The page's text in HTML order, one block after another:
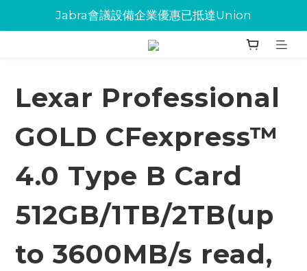
Jabra會議設備企業優惠已抵達Union
Jabra會議設備企業優惠已抵達Union
環保碳粉歡迎大量下單
Lexar Professional
GOLD CFexpress™
4.0 Type B Card
512GB/1TB/2TB(up
to 3600MB/s read,